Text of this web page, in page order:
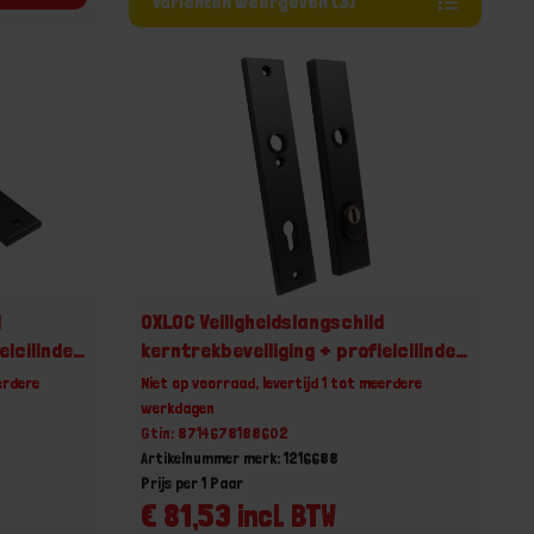
OXLOC Veiligheidslangschild
kerntrekbeveiliging + profielcilinder
recht zwart PC92 38-42MM
Niet op voorraad, levertijd 1 tot meerdere
werkdagen
Gtin: 8714678188602
Artikelnummer merk: 1216688
€ 81,53 incl. BTW
Prijs per 1 Paar